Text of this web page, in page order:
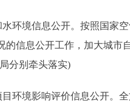
网上接诉即办
境信息公开。按照国家空
的信息公开工作，加大城市
分别牵头落实)
境影响评价信息公开。全